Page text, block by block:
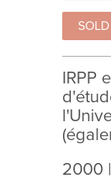
IRPP
2000